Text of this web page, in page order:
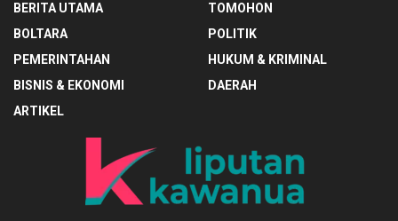
BERITA UTAMA
TOMOHON
BOLTARA
POLITIK
PEMERINTAHAN
HUKUM & KRIMINAL
BISNIS & EKONOMI
DAERAH
ARTIKEL